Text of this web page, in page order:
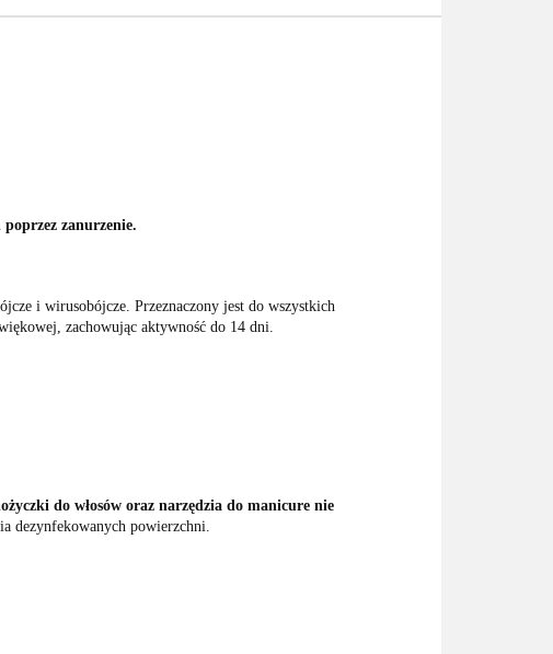
zanurzenie.
i wirusobójcze. Przeznaczony jest do wszystkich
zachowując aktywność do 14 dni.
do włosów oraz narzędzia do manicure nie
dezynfekowanych powierzchni.